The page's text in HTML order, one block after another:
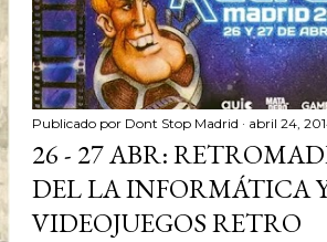
Publicado por Dont Stop Madrid abril 24,
26 - 27 ABR:
DEL LA INFORMÁTICA
VIDEOJUEGOS RETRO